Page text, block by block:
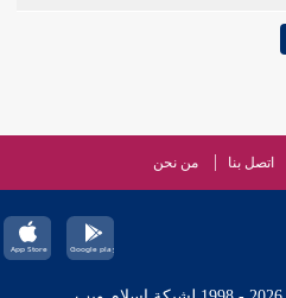
اتصل بنا من نحن